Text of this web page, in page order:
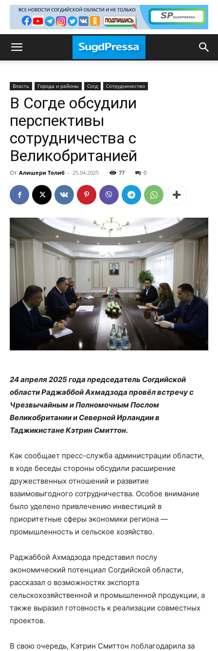
Власть Города и районы Согд Сотрудничество
В Согде обсудили
перспективы
сотрудничества с
Великобританией
От Алишери Толиб - 25.04.2025 77 0
24 апреля 2025 года председатель Согдийской
области Раджаббой Ахмадзода провёл встречу с
Чрезвычайным и Полномочным Послом
Великобритании и Северной Ирландии в
Таджикистане Кэтрин Смиттон.
Как сообщает пресс-служба администрации области,
в ходе беседы стороны обсудили расширение
дружественных отношений и развитие
взаимовыгодного сотрудничества. Особое внимание
было уделено привлечению инвестиций в
приоритетные сферы экономики региона —
промышленность и сельское хозяйство.
Раджаббой Ахмадзода представил послу
экономический потенциал Согдийской области,
рассказал о возможностях экспорта
сельскохозяйственной и промышленной продукции, а
также выразил готовность к реализации совместных
проектов.
В свою очередь, Кэтрин Смиттон поблагодарила за